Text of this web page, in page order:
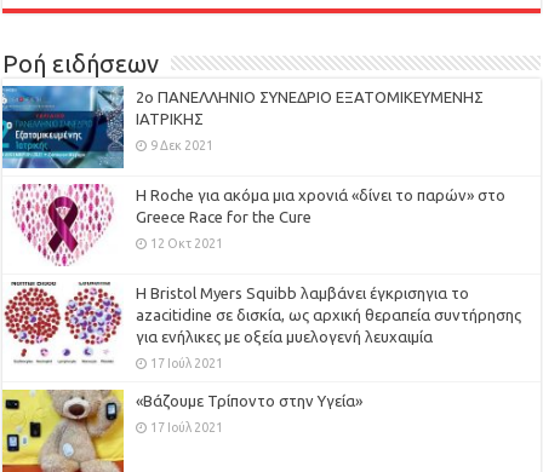
Ροή ειδήσεων
2ο ΠΑΝΕΛΛΗΝΙΟ ΣΥΝΕΔΡΙΟ ΕΞΑΤΟΜΙΚΕΥΜΕΝΗΣ
ΙΑΤΡΙΚΗΣ
9 Δεκ 2021
H Roche για ακόμα μια χρονιά «δίνει το παρών» στο
Greece Race for the Cure
12 Οκτ 2021
Η Bristol Myers Squibb λαμβάνει έγκρισηγια το
azacitidine σε δισκία, ως αρχική θεραπεία συντήρησης
για ενήλικες με οξεία μυελογενή λευχαιμία
17 Ιούλ 2021
«Βάζουμε Τρίποντο στην Υγεία»
17 Ιούλ 2021